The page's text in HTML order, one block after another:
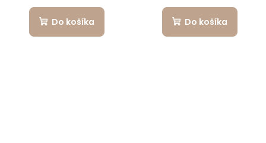
Do košíka Do košíka